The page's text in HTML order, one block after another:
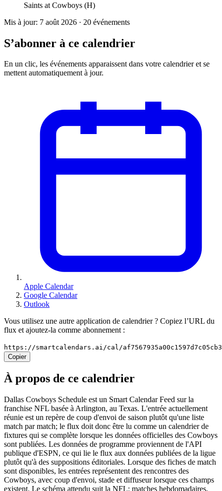
Saints at Cowboys (H)
Mis à jour: 7 août 2026 · 20 événements
S’abonner à ce calendrier
En un clic, les événements apparaissent dans votre calendrier et se
mettent automatiquement à jour.
Apple Calendar
Google Calendar
Outlook
Vous utilisez une autre application de calendrier ? Copiez l’URL du
flux et ajoutez-la comme abonnement :
https://smartcalendars.ai/cal/
Copier
À propos de ce calendrier
Dallas Cowboys Schedule est un Smart Calendar Feed sur la
franchise NFL basée à Arlington, au Texas. L'entrée actuellement
réunie est un repère de coup d'envoi de saison plutôt qu'une liste
match par match; le flux doit donc être lu comme un calendrier de
fixtures qui se complète lorsque les données officielles des Cowboys
sont publiées. Les données de programme proviennent de l'API
publique d'ESPN, ce qui lie le flux aux données publiées de la ligue
plutôt qu'à des suppositions éditoriales. Lorsque des fiches de match
sont disponibles, les entrées représentent des rencontres des
Cowboys, avec coup d'envoi, stade et diffuseur lorsque ces champs
existent. Le schéma attendu suit la NFL: matches hebdomadaires,